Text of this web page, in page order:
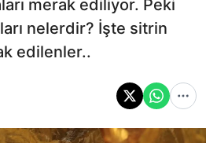
merak ediliyor. Peki
nelerdir? İşte sitrin
edilenler..